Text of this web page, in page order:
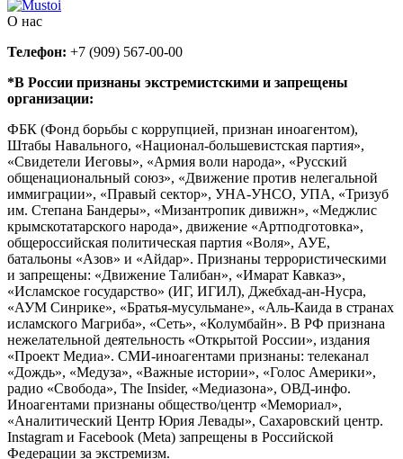
О нас
Телефон: +7 (909) 567-00-00
*В России признаны экстремистскими и запрещены
организации:
ФБК (Фонд борьбы с коррупцией, признан иноагентом),
Штабы Навального, «Национал-большевистская партия»,
«Свидетели Иеговы», «Армия воли народа», «Русский
общенациональный союз», «Движение против нелегальной
иммиграции», «Правый сектор», УНА-УНСО, УПА, «Тризуб
им. Степана Бандеры», «Мизантропик дивижн», «Меджлис
крымскотатарского народа», движение «Артподготовка»,
общероссийская политическая партия «Воля», АУЕ,
батальоны «Азов» и «Айдар». Признаны террористическими
и запрещены: «Движение Талибан», «Имарат Кавказ»,
«Исламское государство» (ИГ, ИГИЛ), Джебхад-ан-Нусра,
«АУМ Синрике», «Братья-мусульмане», «Аль-Каида в странах
исламского Магриба», «Сеть», «Колумбайн». В РФ признана
нежелательной деятельность «Открытой России», издания
«Проект Медиа». СМИ-иноагентами признаны: телеканал
«Дождь», «Медуза», «Важные истории», «Голос Америки»,
радио «Свобода», The Insider, «Медиазона», ОВД-инфо.
Иноагентами признаны общество/центр «Мемориал»,
«Аналитический Центр Юрия Левады», Сахаровский центр.
Instagram и Facebook (Metа) запрещены в Российской
Федерации за экстремизм.